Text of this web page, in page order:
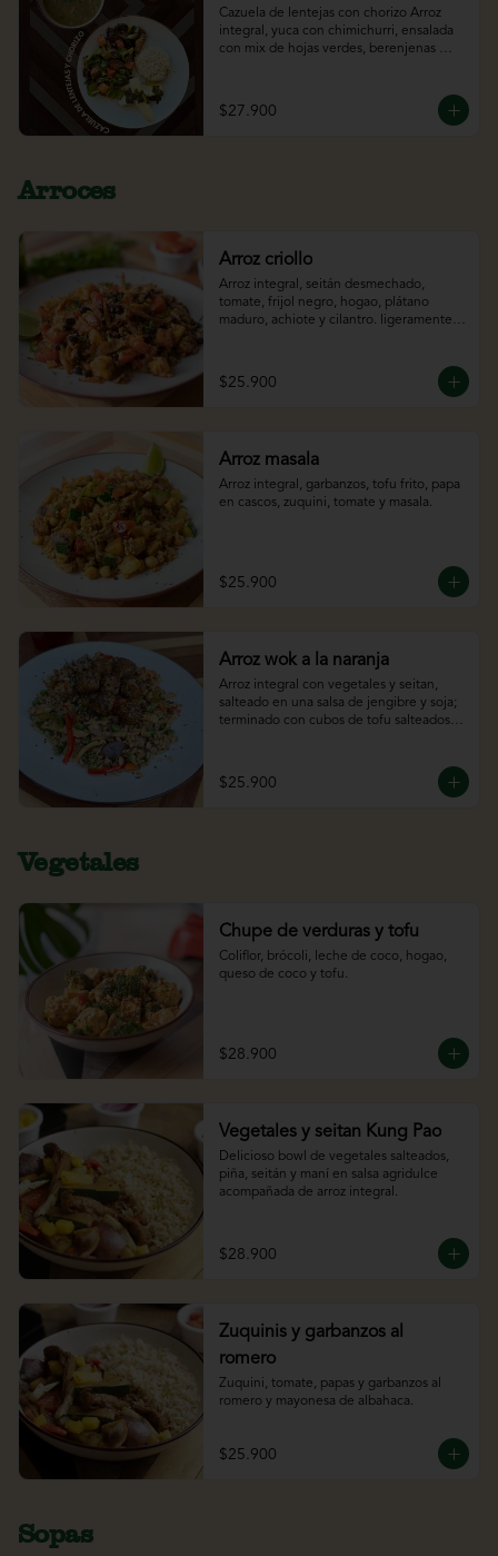
Cazuela de lentejas con chorizo Arroz
integral, yuca con chimichurri, ensalada
con mix de hojas verdes, berenjenas
$27.900
Arroces
Arroz criollo
Arroz integral, seitán desmechado,
tomate, frijol negro, hogao, plátano
maduro, achiote y cilantro. ligeramente
$25.900
Arroz masala
Arroz integral, garbanzos, tofu frito, papa
en cascos, zuquini, tomate y masala.
$25.900
Arroz wok a la naranja
Arroz integral con vegetales y seitan,
salteado en una salsa de jengibre y soja;
terminado con cubos de tofu salteados
$25.900
Vegetales
Chupe de verduras y tofu
Coliflor, brócoli, leche de coco, hogao,
queso de coco y tofu.
$28.900
Vegetales y seitan Kung Pao
Delicioso bowl de vegetales salteados,
piña, seitán y maní en salsa agridulce
acompañada de arroz integral.
$28.900
Zuquinis y garbanzos al
romero
Zuquini, tomate, papas y garbanzos al
romero y mayonesa de albahaca.
$25.900
Sopas